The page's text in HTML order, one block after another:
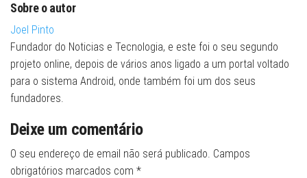
Sobre o autor
Joel Pinto
Fundador do Noticias e Tecnologia, e este foi o seu segundo
projeto online, depois de vários anos ligado a um portal voltado
para o sistema Android, onde também foi um dos seus
fundadores.
Deixe um comentário
O seu endereço de email não será publicado. Campos
obrigatórios marcados com *